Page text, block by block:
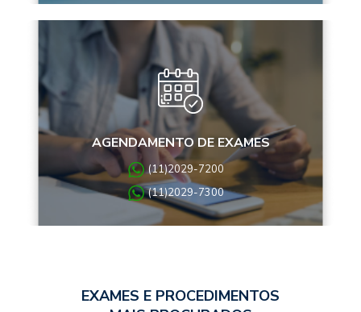
AGENDAMENTO DE EXAMES
(11)2029-7200
(11)2029-7300
EXAMES E PROCEDIMENTOS